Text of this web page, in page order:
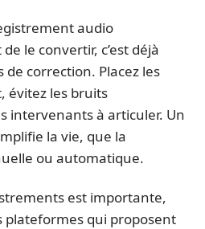
audio
le convertir, c’est déjà
de correction. Placez les
évitez les bruits
intervenants à articuler. Un
la vie, que la
ou automatique.
est importante,
plateformes qui proposent